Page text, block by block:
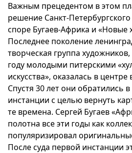
Пресс-
релизы
О
Metro
Стримы
Спецпроекты
Звезды
Выборы
2026
Скачай
Metro
Важным прецедентом в этом
решение Санкт-Петербургского
споре Бугаев-Африка и «Новые
Последнее поколение
творческая группа
году молодыми питерскими
искусства», оказалась в
Спустя 30 лет они обратились
инстанции с целью вернуть
те времена. Сергей Бугаев
полотна все эти годы как
популяризировал
После суда первой инстанции